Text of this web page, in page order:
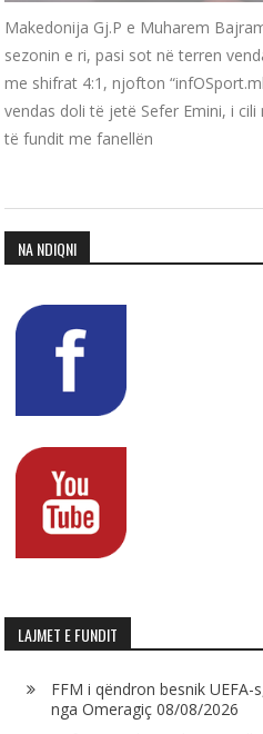
Makedonija Gj.P e Muharem
sezonin e ri, pasi sot në terren
me shifrat 4:1, njofton
vendas doli të jetë Sefer Emini, i
të fundit me fanellën
NA NDIQNI
LAJMET E FUNDIT
FFM i qëndron besnik
nga Omeragiç 08/08/2026